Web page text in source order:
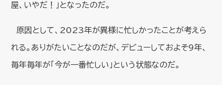
屋、いやだ！」となったのだ。
原因として、2023年が異様に忙しかったことが考えら
れる。ありがたいことなのだが、デビューしておよそ9年、
毎年毎年が「今が一番忙しい」という状態なのだ。